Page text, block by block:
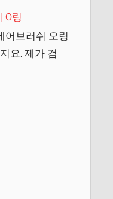
O링
어브러쉬 오링
요. 제가 검